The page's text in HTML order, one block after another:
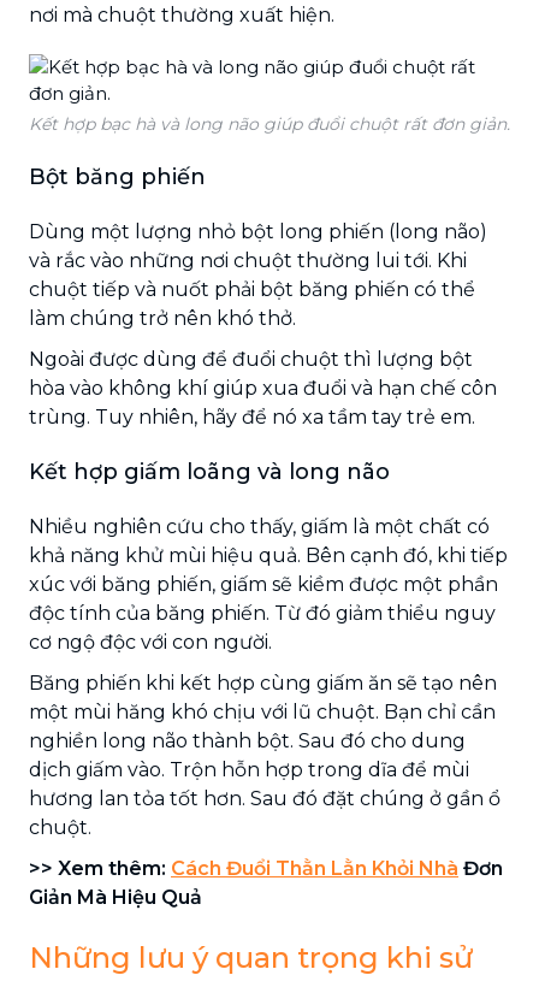
nơi mà chuột thường xuất hiện.
Kết hợp bạc hà và long não giúp đuổi chuột rất đơn giản.
Bột băng phiến
Dùng một lượng nhỏ bột long phiến (long não)
và rắc vào những nơi chuột thường lui tới. Khi
chuột tiếp và nuốt phải bột băng phiến có thể
làm chúng trở nên khó thở.
Ngoài được dùng để đuổi chuột thì lượng bột
hòa vào không khí giúp xua đuổi và hạn chế côn
trùng. Tuy nhiên, hãy để nó xa tầm tay trẻ em.
Kết hợp giấm loãng và long não
Nhiều nghiên cứu cho thấy, giấm là một chất có
khả năng khử mùi hiệu quả. Bên cạnh đó, khi tiếp
xúc với băng phiến, giấm sẽ kiềm được một phần
độc tính của băng phiến. Từ đó giảm thiểu nguy
cơ ngộ độc với con người.
Băng phiến khi kết hợp cùng giấm ăn sẽ tạo nên
một mùi hăng khó chịu với lũ chuột. Bạn chỉ cần
nghiền long não thành bột. Sau đó cho dung
dịch giấm vào. Trộn hỗn hợp trong dĩa để mùi
hương lan tỏa tốt hơn. Sau đó đặt chúng ở gần ổ
chuột.
>> Xem thêm: Cách Đuổi Thằn Lằn Khỏi Nhà Đơn
Giản Mà Hiệu Quả
Những lưu ý quan trọng khi sử